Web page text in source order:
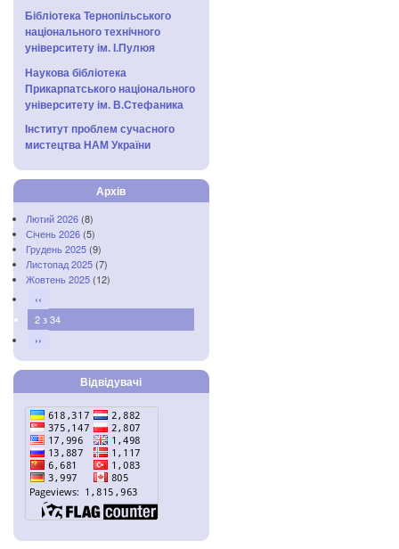
Бібліотека Тернопільського
національного технічного
університету ім. І.Пулюя
Наукова бібліотека
Прикарпатського національного
університету ім. В.Стефаника
Інститут проблем сучасного
мистецтва НАМ України
Архів
Лютий 2026 (8)
Січень 2026 (5)
Грудень 2025 (9)
Листопад 2025 (7)
Жовтень 2025 (12)
‹‹
2 з 34
››
Відвідувачі